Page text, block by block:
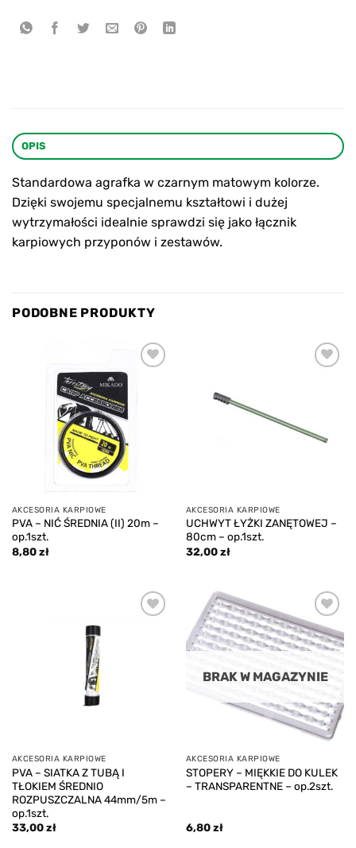
OPIS
Standardowa agrafka w czarnym matowym kolorze.
Dzięki swojemu specjalnemu kształtowi i dużej
wytrzymałości idealnie sprawdzi się jako łącznik
karpiowych przyponów i zestawów.
PODOBNE PRODUKTY
AKCESORIA KARPIOWE
PVA – NIĆ ŚREDNIA (II) 20m –
op.1szt.
8,80zł
AKCESORIA KARPIOWE
UCHWYT ŁYŻKI ZANĘTOWEJ –
80cm – op.1szt.
32,00zł
AKCESORIA KARPIOWE
PVA – SIATKA Z TUBĄ I
TŁOKIEM ŚREDNIO
ROZPUSZCZALNA 44mm/5m –
op.1szt.
33,00zł
Add to
wishlist
BRAK W MAGAZYNIE
AKCESORIA KARPIOWE
STOPERY – MIĘKKIE DO KULEK
– TRANSPARENTNE – op.2szt.
6,80zł